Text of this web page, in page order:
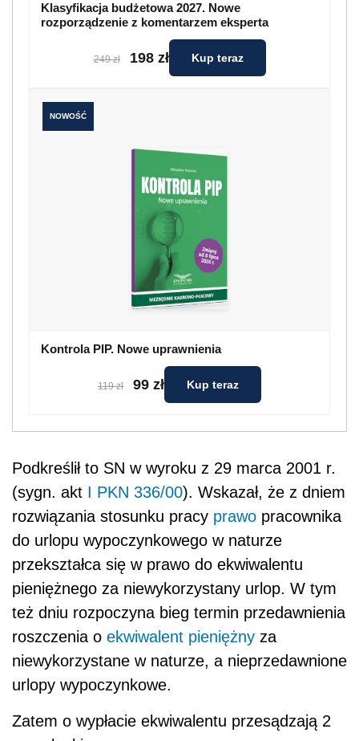
Klasyfikacja budżetowa 2027. Nowe
rozporządzenie z komentarzem eksperta
249 zł 198 zł Kup teraz
NOWOŚĆ
Kontrola PIP. Nowe uprawnienia
119 zł 99 zł Kup teraz
Podkreślił to SN w wyroku z 29 marca 2001 r.
(sygn. akt I PKN 336/00). Wskazał, że z dniem
rozwiązania stosunku pracy prawo pracownika
do urlopu wypoczynkowego w naturze
przekształca się w prawo do ekwiwalentu
pieniężnego za niewykorzystany urlop. W tym
też dniu rozpoczyna bieg termin przedawnienia
roszczenia o ekwiwalent pieniężny za
niewykorzystane w naturze, a nieprzedawnione
urlopy wypoczynkowe.
Zatem o wypłacie ekwiwalentu przesądzają 2